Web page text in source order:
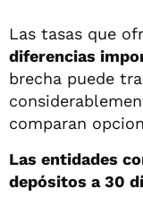
Las tasas que
diferencias
brecha puede
comparan
Las entidades
depósitos a 30